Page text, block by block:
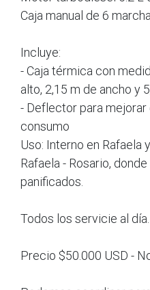
Caja manual de 6
Incluye:
- Caja térmica con
alto, 2,15 m de ancho y
- Deflector para
consumo
Uso: Interno en Rafaela
Rafaela - Rosario,
panificados.
Todos los servicie al día.
Precio $50.000 USD -